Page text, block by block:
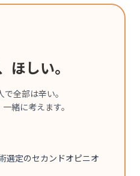
ほしい。
全部は辛い。
緒に考えます。
選定のセカンドオピニオ